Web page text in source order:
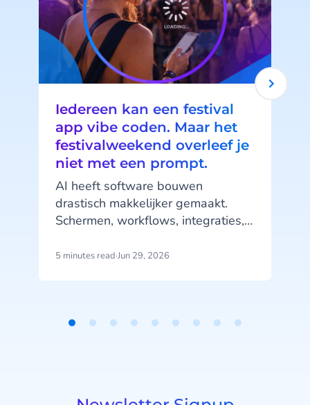
Iedereen kan een festival
app vibe coden. Maar het
festivalweekend overleef je
niet met een prompt.
AI heeft software bouwen
drastisch makkelijker gemaakt.
Schermen, workflows, integraties,
gegenereerd in een middag, met
5 minutes read·Jun 29, 2026